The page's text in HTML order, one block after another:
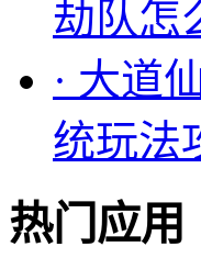
劫队怎
· 大道
统玩法
热门应用